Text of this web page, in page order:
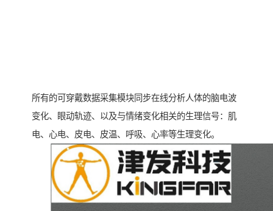
所有的可穿戴数据采集模块同步在线分析人体的脑电波
变化、眼动轨迹、以及与情绪变化相关的生理信号：肌
电、心电、皮电、皮温、呼吸、心率等生理变化。